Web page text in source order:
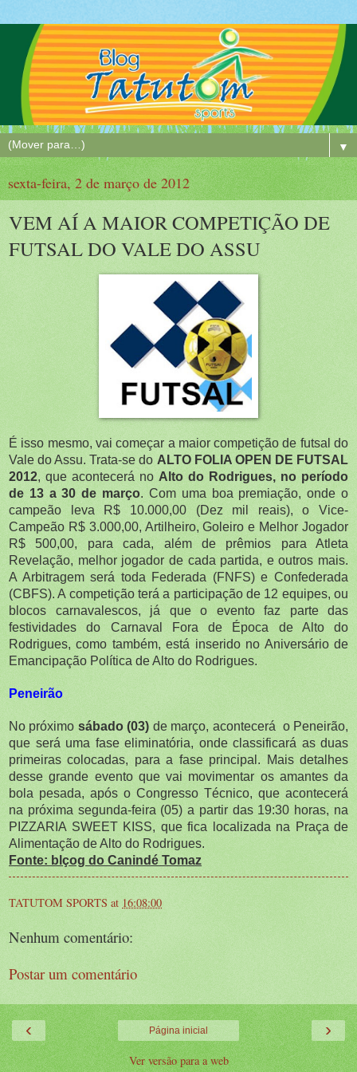
▼
sexta-feira, 2 de março de 2012
VEM AÍ A MAIOR COMPETIÇÃO DE
FUTSAL DO VALE DO ASSU
É isso mesmo, vai começar a maior competição de futsal do
Vale do Assu. Trata-se do ALTO FOLIA OPEN DE FUTSAL
2012, que acontecerá no Alto do Rodrigues, no período
de 13 a 30 de março. Com uma boa premiação, onde o
campeão leva R$ 10.000,00 (Dez mil reais), o Vice-
Campeão R$ 3.000,00, Artilheiro, Goleiro e Melhor Jogador
R$ 500,00, para cada, além de prêmios para Atleta
Revelação, melhor jogador de cada partida, e outros mais.
A Arbitragem será toda Federada (FNFS) e Confederada
(CBFS). A competição terá a participação de 12 equipes, ou
blocos carnavalescos, já que o evento faz parte das
festividades do Carnaval Fora de Época de Alto do
Rodrigues, como também, está inserido no Aniversário de
Emancipação Política de Alto do Rodrigues.
Peneirão
No próximo sábado (03) de março, acontecerá o Peneirão,
que será uma fase eliminatória, onde classificará as duas
primeiras colocadas, para a fase principal. Mais detalhes
desse grande evento que vai movimentar os amantes da
bola pesada, após o Congresso Técnico, que acontecerá
na próxima segunda-feira (05) a partir das 19:30 horas, na
PIZZARIA SWEET KISS, que fica localizada na Praça de
Alimentação de Alto do Rodrigues.
Fonte: blçog do Canindé Tomaz
TATUTOM SPORTS at 16:08:00
Nenhum comentário:
Postar um comentário
‹ ›
Página inicial
Ver versão para a web